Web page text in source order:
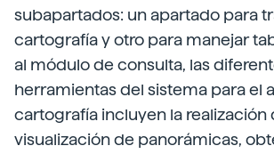
subapartados: un apartado para
cartografía y otro para manejar
al módulo de consulta, las
herramientas del sistema para el
cartografía incluyen la realización
visualización de panorámicas,